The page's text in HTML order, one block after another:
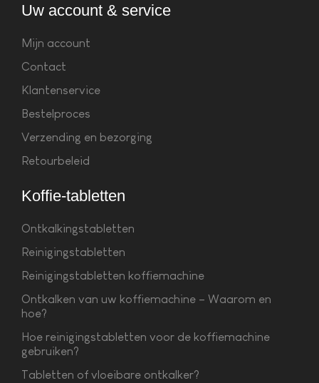
Uw account & service
Mijn account
Contact
Klantenservice
Bestelproces
Verzending en bezorging
Retourbeleid
Koffie-tabletten
Ontkalkingstabletten
Reinigingstabletten
Reinigingstabletten koffiemachine
Ontkalken van uw koffiemachine – Waarom en
hoe?
Hoe reinigingstabletten voor de koffiemachine
gebruiken?
Tabletten of vloeibare ontkalker?